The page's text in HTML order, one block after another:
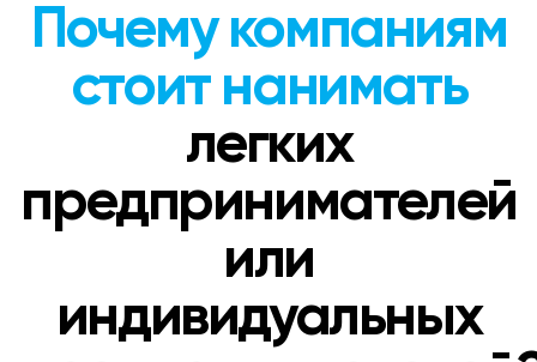
Почему компаниям
стоит нанимать
легких
предпринимателей
или
индивидуальных